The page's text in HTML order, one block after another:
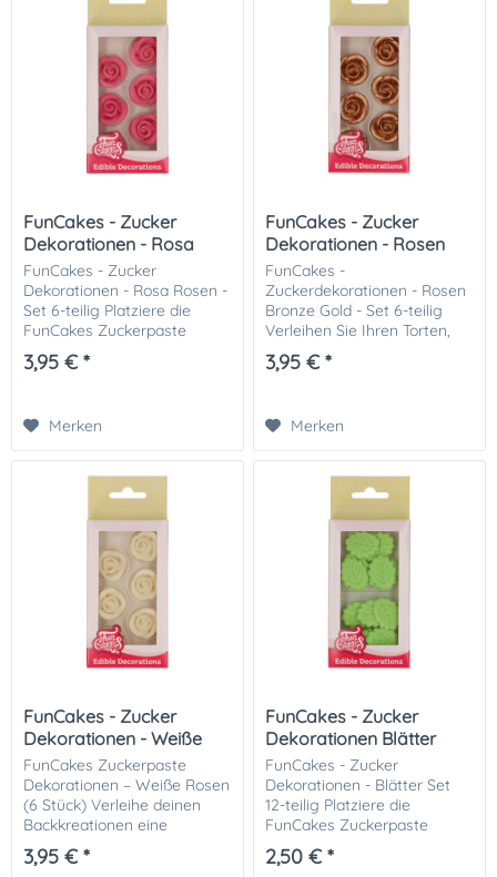
FunCakes - Zucker
Dekorationen - Rosa
Rosen
FunCakes - Zucker
Dekorationen - Rosa Rosen -
Set 6-teilig Platziere die
FunCakes Zuckerpaste
Dekorationen in einer
schönen Spirale auf einem
Keks....
3,95 € *
Merken
FunCakes - Zucker
Dekorationen - Rosen
Bronze Gold
FunCakes -
Zuckerdekorationen - Rosen
Bronze Gold - Set 6-teilig
Verleihen Sie Ihren Torten,
Cupcakes und Keksen im
Handumdrehen eine
3,95 € *
Merken
FunCakes - Zucker
Dekorationen - Weiße
Rosen
FunCakes Zuckerpaste
Dekorationen – Weiße Rosen
(6 Stück) Verleihe deinen
Backkreationen eine
elegante und romantische
Note mit den FunCakes
3,95 € *
FunCakes - Zucker
Dekorationen Blätter
FunCakes - Zucker
Dekorationen - Blätter Set
12-teilig Platziere die
FunCakes Zuckerpaste
Dekorationen in einer
schönen Spirale auf einem
2,50 € *